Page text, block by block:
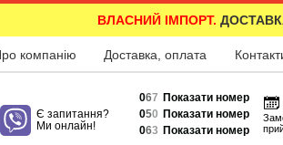
ВЛАСНИЙ ІМПОРТ.
компанію Доставка, оплата
Є запитання?
Ми онлайн!
067 Показати номер
050 Показати номер
063 Показати номер